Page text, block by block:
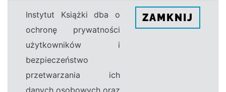
Instytut Książki dba o
ochronę prywatności
użytkowników i
bezpieczeństwo
przetwarzania ich
danych osobowych oraz
ZAMKNIJ